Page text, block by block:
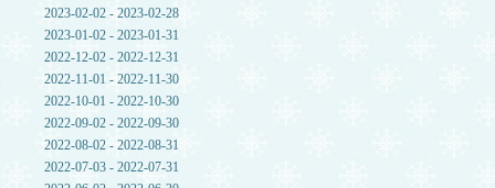
2023-02-02 - 2023-02-28
2023-01-02 - 2023-01-31
2022-12-02 - 2022-12-31
2022-11-01 - 2022-11-30
2022-10-01 - 2022-10-30
2022-09-02 - 2022-09-30
2022-08-02 - 2022-08-31
2022-07-03 - 2022-07-31